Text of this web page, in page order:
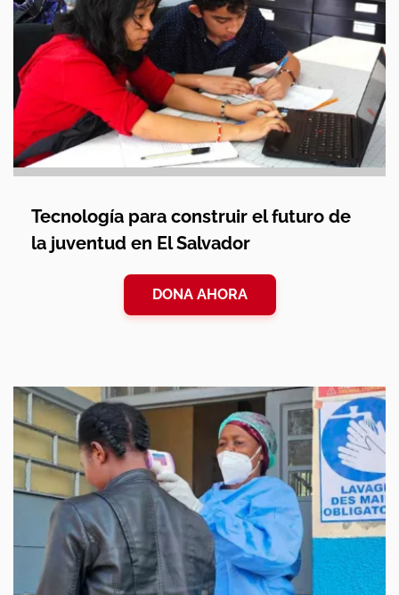
Tecnología para construir el futuro de
la juventud en El Salvador
DONA AHORA